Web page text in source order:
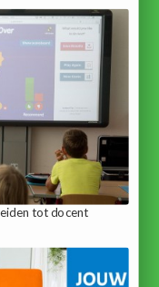
tot docent